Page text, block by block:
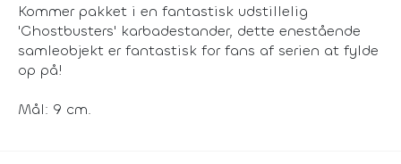
Kommer pakket i en fantastisk udstillelig
'Ghostbusters' karbadestander, dette enestående
samleobjekt er fantastisk for fans af serien at fylde
op på!
Mål: 9 cm.